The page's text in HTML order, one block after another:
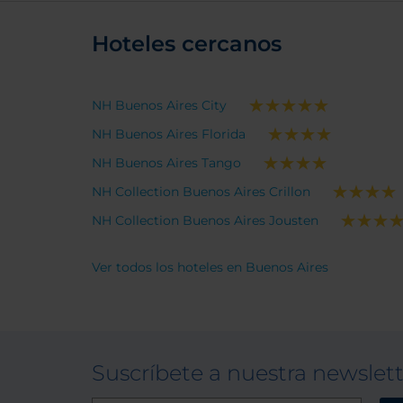
Hoteles cercanos
NH Buenos Aires City
NH Buenos Aires Florida
NH Buenos Aires Tango
NH Collection Buenos Aires Crillon
NH Collection Buenos Aires Jousten
Ver todos los hoteles en Buenos Aires
Suscríbete a nuestra